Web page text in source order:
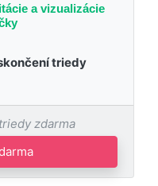
a vizualizácie
triedy
zdarma